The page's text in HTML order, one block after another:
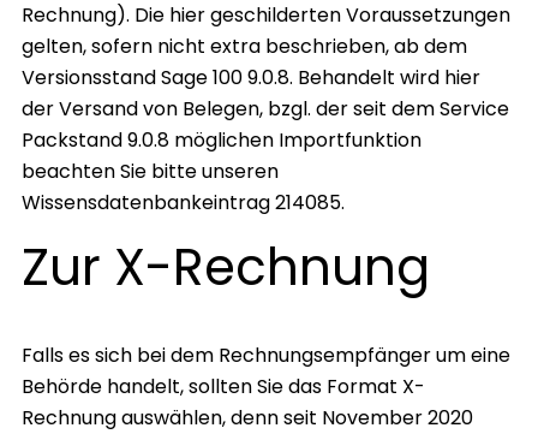
Rechnung). Die hier geschilderten Voraussetzungen
gelten, sofern nicht extra beschrieben, ab dem
Versionsstand Sage 100 9.0.8. Behandelt wird hier
der Versand von Belegen, bzgl. der seit dem Service
Packstand 9.0.8 möglichen Importfunktion
beachten Sie bitte unseren
Wissensdatenbankeintrag 214085.
Zur X-Rechnung
Falls es sich bei dem Rechnungsempfänger um eine
Behörde handelt, sollten Sie das Format X-
Rechnung auswählen, denn seit November 2020